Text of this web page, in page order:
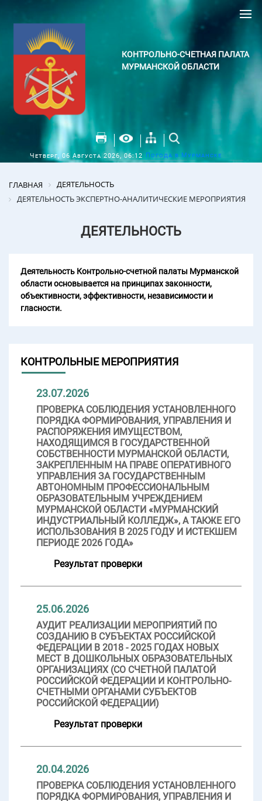
КОНТРОЛЬНО-СЧЕТНАЯ ПАЛАТА
МУРМАНСКОЙ ОБЛАСТИ
Четверг, 06 Августа 2026, 06:12 Погода в Мурманске
ГЛАВНАЯ
ДЕЯТЕЛЬНОСТЬ
ДЕЯТЕЛЬНОСТЬ ЭКСПЕРТНО-АНАЛИТИЧЕСКИЕ МЕРОПРИЯТИЯ
ДЕЯТЕЛЬНОСТЬ
Деятельность Контрольно-счетной палаты Мурманской
области основывается на принципах законности,
объективности, эффективности, независимости и
гласности.
КОНТРОЛЬНЫЕ МЕРОПРИЯТИЯ
23.07.2026
ПРОВЕРКА СОБЛЮДЕНИЯ УСТАНОВЛЕННОГО
ПОРЯДКА ФОРМИРОВАНИЯ, УПРАВЛЕНИЯ И
РАСПОРЯЖЕНИЯ ИМУЩЕСТВОМ,
НАХОДЯЩИМСЯ В ГОСУДАРСТВЕННОЙ
СОБСТВЕННОСТИ МУРМАНСКОЙ ОБЛАСТИ,
ЗАКРЕПЛЕННЫМ НА ПРАВЕ ОПЕРАТИВНОГО
УПРАВЛЕНИЯ ЗА ГОСУДАРСТВЕННЫМ
АВТОНОМНЫМ ПРОФЕССИОНАЛЬНЫМ
ОБРАЗОВАТЕЛЬНЫМ УЧРЕЖДЕНИЕМ
МУРМАНСКОЙ ОБЛАСТИ «МУРМАНСКИЙ
ИНДУСТРИАЛЬНЫЙ КОЛЛЕДЖ», А ТАКЖЕ ЕГО
ИСПОЛЬЗОВАНИЯ В 2025 ГОДУ И ИСТЕКШЕМ
ПЕРИОДЕ 2026 ГОДА»
Результат проверки
25.06.2026
АУДИТ РЕАЛИЗАЦИИ МЕРОПРИЯТИЙ ПО
СОЗДАНИЮ В СУБЪЕКТАХ РОССИЙСКОЙ
ФЕДЕРАЦИИ В 2018 - 2025 ГОДАХ НОВЫХ
МЕСТ В ДОШКОЛЬНЫХ ОБРАЗОВАТЕЛЬНЫХ
ОРГАНИЗАЦИЯХ (СО СЧЕТНОЙ ПАЛАТОЙ
РОССИЙСКОЙ ФЕДЕРАЦИИ И КОНТРОЛЬНО-
СЧЕТНЫМИ ОРГАНАМИ СУБЪЕКТОВ
РОССИЙСКОЙ ФЕДЕРАЦИИ)
Результат проверки
20.04.2026
ПРОВЕРКА СОБЛЮДЕНИЯ УСТАНОВЛЕННОГО
ПОРЯДКА ФОРМИРОВАНИЯ, УПРАВЛЕНИЯ И